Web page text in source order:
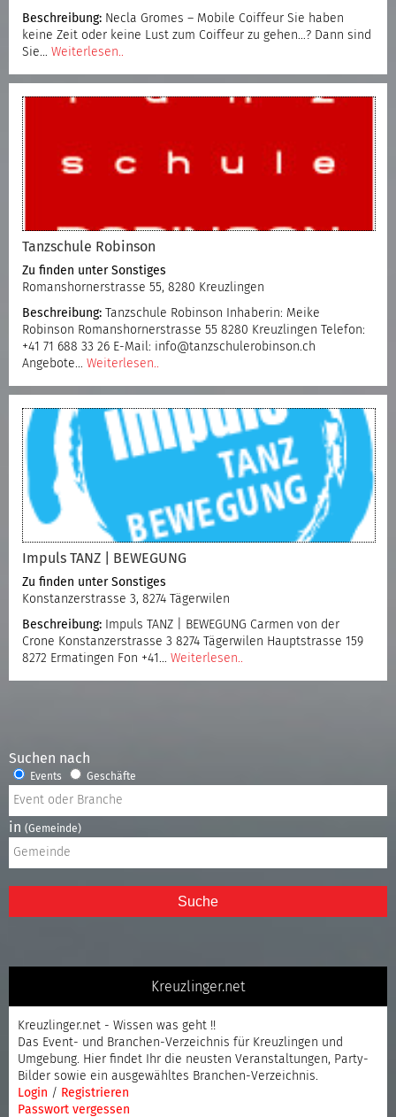
Beschreibung: Necla Gromes – Mobile Coiffeur Sie haben
keine Zeit oder keine Lust zum Coiffeur zu gehen…? Dann sind
Sie… Weiterlesen..
Tanzschule Robinson
Zu finden unter Sonstiges
Romanshornerstrasse 55, 8280 Kreuzlingen
Beschreibung: Tanzschule Robinson Inhaberin: Meike
Robinson Romanshornerstrasse 55 8280 Kreuzlingen Telefon:
+41 71 688 33 26 E-Mail: info@tanzschulerobinson.ch
Angebote… Weiterlesen..
Impuls TANZ | BEWEGUNG
Zu finden unter Sonstiges
Konstanzerstrasse 3, 8274 Tägerwilen
Beschreibung: Impuls TANZ | BEWEGUNG Carmen von der
Crone Konstanzerstrasse 3 8274 Tägerwilen Hauptstrasse 159
8272 Ermatingen Fon +41… Weiterlesen..
Suchen nach
Events Geschäfte
in (Gemeinde)
Suche
Kreuzlinger.net
Kreuzlinger.net - Wissen was geht !!
Das Event- und Branchen-Verzeichnis für Kreuzlingen und
Umgebung. Hier findet Ihr die neusten Veranstaltungen, Party-
Bilder sowie ein ausgewähltes Branchen-Verzeichnis.
Login / Registrieren
Passwort vergessen